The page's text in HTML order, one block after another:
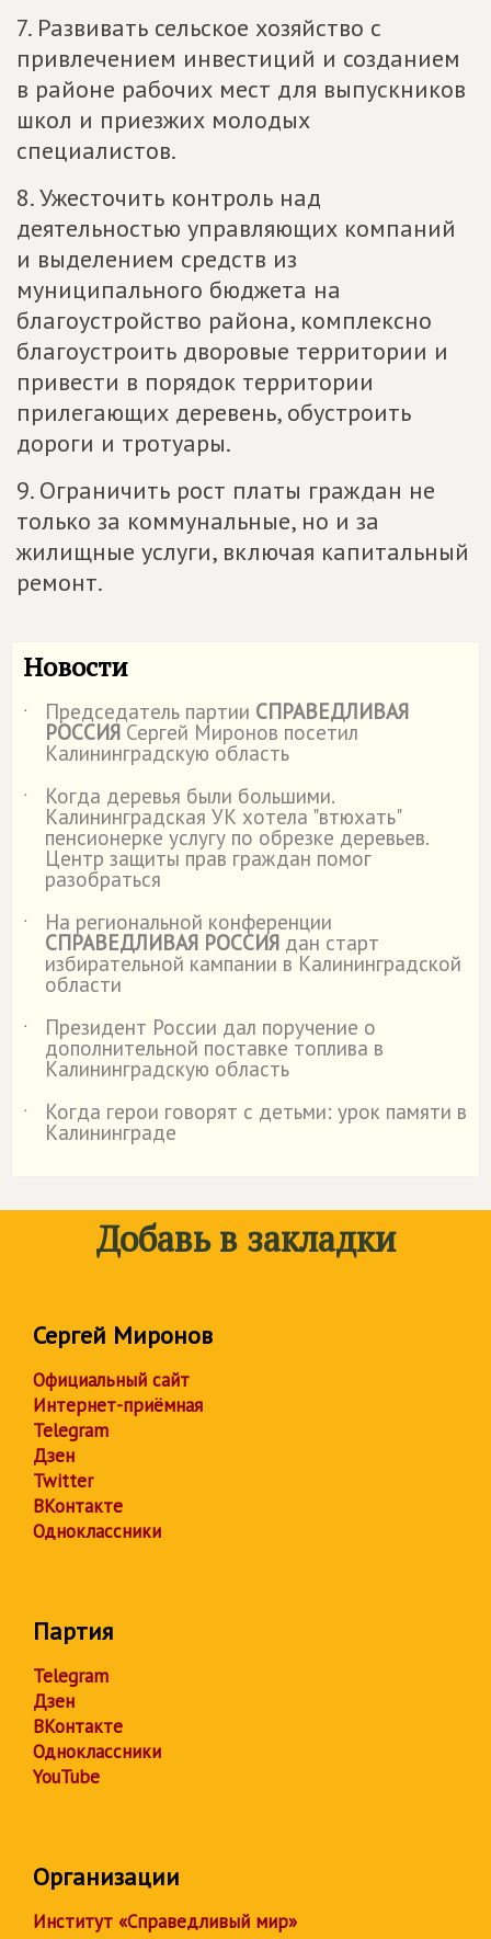
7. Развивать сельское хозяйство с
привлечением инвестиций и созданием
в районе рабочих мест для выпускников
школ и приезжих молодых
специалистов.
8. Ужесточить контроль над
деятельностью управляющих компаний
и выделением средств из
муниципального бюджета на
благоустройство района, комплексно
благоустроить дворовые территории и
привести в порядок территории
прилегающих деревень, обустроить
дороги и тротуары.
9. Ограничить рост платы граждан не
только за коммунальные, но и за
жилищные услуги, включая капитальный
ремонт.
Новости
˙ Председатель партии СПРАВЕДЛИВАЯ
РОССИЯ Сергей Миронов посетил
Калининградскую область
˙
Когда деревья были большими.
Калининградская УК хотела "втюхать"
пенсионерке услугу по обрезке деревьев.
Центр защиты прав граждан помог
разобраться
˙
На региональной конференции
СПРАВЕДЛИВАЯ РОССИЯ дан старт
избирательной кампании в Калининградской
области
˙
Президент России дал поручение о
дополнительной поставке топлива в
Калининградскую область
˙
Когда герои говорят с детьми: урок памяти в
Калининграде
Добавь в закладки
Сергей Миронов
Официальный сайт
Интернет-приёмная
Telegram
Дзен
Twitter
ВКонтакте
Одноклассники
Партия
Telegram
Дзен
ВКонтакте
Одноклассники
YouTube
Организации
Институт «Справедливый мир»